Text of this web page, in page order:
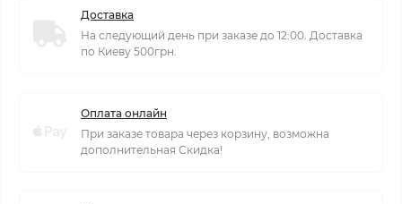
Доставка
На следующий день при заказе до 12:00. Доставка
по Киеву 500грн.
Оплата онлайн
При заказе товара через корзину, возможна
дополнительная Скидка!